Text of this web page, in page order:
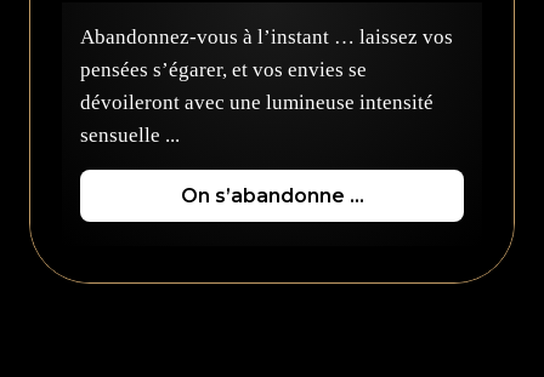
Abandonnez-vous à l’instant … laissez vos
pensées s’égarer, et vos envies se
dévoileront avec une lumineuse intensité
sensuelle ...
On s’abandonne …